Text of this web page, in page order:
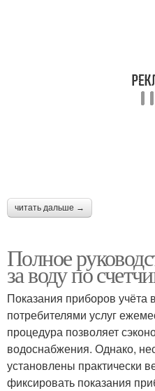
читать дальше →
Полное
за воду по
Показания приборов
потребителями услуг
процедура позволяет
водоснабжения. Однако,
установлены практически
фиксировать показания